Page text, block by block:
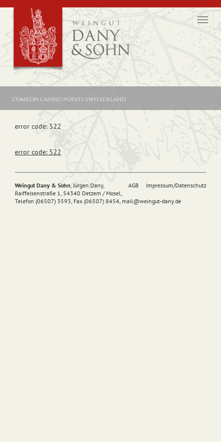
comeon casino points switzerland
error code: 522
error code: 522
AGB Impressum/Datenschutz
Weingut Dany & Sohn, Jürgen Dany,
Raiffeisenstraße 1, 54340 Detzem / Mosel,
Telefon (06507) 3593, Fax (06507) 8454, mail@weingut-dany.de